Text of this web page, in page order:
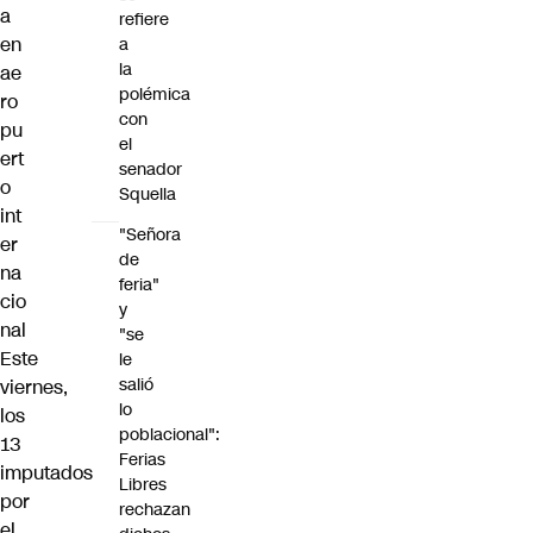
a
en
ae
ro
pu
ert
o
int
er
na
cio
nal
Este
viernes,
los
13
imputados
por
refiere
a
la
polémica
con
el
senador
Squella
"Señora
de
feria"
y
"se
le
salió
lo
poblacional":
Ferias
Libres
rechazan